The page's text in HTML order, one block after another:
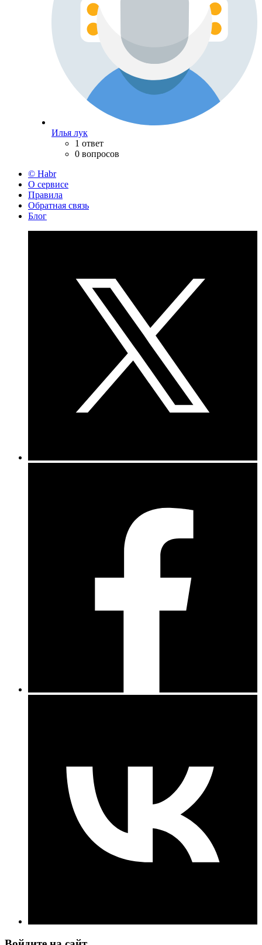
Илья лук
1 ответ
0 вопросов
© Habr
О сервисе
Правила
Обратная связь
Блог